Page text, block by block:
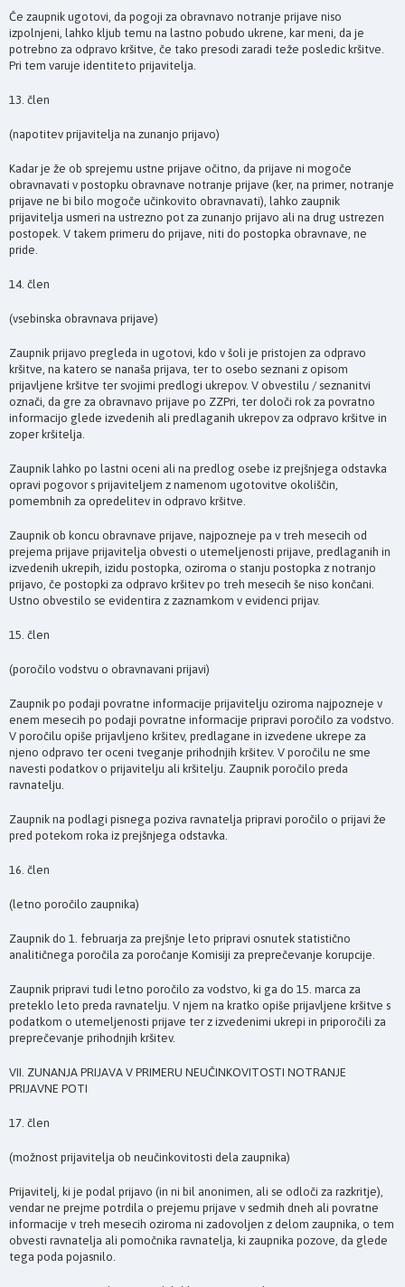
Če zaupnik ugotovi, da pogoji za obravnavo notranje prijave niso
izpolnjeni, lahko kljub temu na lastno pobudo ukrene, kar meni, da je
potrebno za odpravo kršitve, če tako presodi zaradi teže posledic kršitve.
Pri tem varuje identiteto prijavitelja.
13. člen
(napotitev prijavitelja na zunanjo prijavo)
Kadar je že ob sprejemu ustne prijave očitno, da prijave ni mogoče
obravnavati v postopku obravnave notranje prijave (ker, na primer, notranje
prijave ne bi bilo mogoče učinkovito obravnavati), lahko zaupnik
prijavitelja usmeri na ustrezno pot za zunanjo prijavo ali na drug ustrezen
postopek. V takem primeru do prijave, niti do postopka obravnave, ne
pride.
14. člen
(vsebinska obravnava prijave)
Zaupnik prijavo pregleda in ugotovi, kdo v šoli je pristojen za odpravo
kršitve, na katero se nanaša prijava, ter to osebo seznani z opisom
prijavljene kršitve ter svojimi predlogi ukrepov. V obvestilu / seznanitvi
označi, da gre za obravnavo prijave po ZZPri, ter določi rok za povratno
informacijo glede izvedenih ali predlaganih ukrepov za odpravo kršitve in
zoper kršitelja.
Zaupnik lahko po lastni oceni ali na predlog osebe iz prejšnjega odstavka
opravi pogovor s prijaviteljem z namenom ugotovitve okoliščin,
pomembnih za opredelitev in odpravo kršitve.
Zaupnik ob koncu obravnave prijave, najpozneje pa v treh mesecih od
prejema prijave prijavitelja obvesti o utemeljenosti prijave, predlaganih in
izvedenih ukrepih, izidu postopka, oziroma o stanju postopka z notranjo
prijavo, če postopki za odpravo kršitev po treh mesecih še niso končani.
Ustno obvestilo se evidentira z zaznamkom v evidenci prijav.
15. člen
(poročilo vodstvu o obravnavani prijavi)
Zaupnik po podaji povratne informacije prijavitelju oziroma najpozneje v
enem mesecih po podaji povratne informacije pripravi poročilo za vodstvo.
V poročilu opiše prijavljeno kršitev, predlagane in izvedene ukrepe za
njeno odpravo ter oceni tveganje prihodnjih kršitev. V poročilu ne sme
navesti podatkov o prijavitelju ali kršitelju. Zaupnik poročilo preda
ravnatelju.
Zaupnik na podlagi pisnega poziva ravnatelja pripravi poročilo o prijavi že
pred potekom roka iz prejšnjega odstavka.
16. člen
(letno poročilo zaupnika)
Zaupnik do 1. februarja za prejšnje leto pripravi osnutek statistično
analitičnega poročila za poročanje Komisiji za preprečevanje korupcije.
Zaupnik pripravi tudi letno poročilo za vodstvo, ki ga do 15. marca za
preteklo leto preda ravnatelju. V njem na kratko opiše prijavljene kršitve s
podatkom o utemeljenosti prijave ter z izvedenimi ukrepi in priporočili za
preprečevanje prihodnjih kršitev.
VII. ZUNANJA PRIJAVA V PRIMERU NEUČINKOVITOSTI NOTRANJE
PRIJAVNE POTI
17. člen
(možnost prijavitelja ob neučinkovitosti dela zaupnika)
Prijavitelj, ki je podal prijavo (in ni bil anonimen, ali se odloči za razkritje),
vendar ne prejme potrdila o prejemu prijave v sedmih dneh ali povratne
informacije v treh mesecih oziroma ni zadovoljen z delom zaupnika, o tem
obvesti ravnatelja ali pomočnika ravnatelja, ki zaupnika pozove, da glede
tega poda pojasnilo.